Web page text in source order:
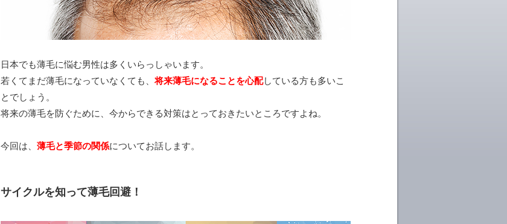
日本でも薄毛に悩む男性は多くいらっしゃいます。
若くてまだ薄毛になっていなくても、将来薄毛になることを心配している方も多いこ
とでしょう。
将来の薄毛を防ぐために、今からできる対策はとっておきたいところですよね。
今回は、 薄毛と季節の関係についてお話します。
サイクルを知って薄毛回避！